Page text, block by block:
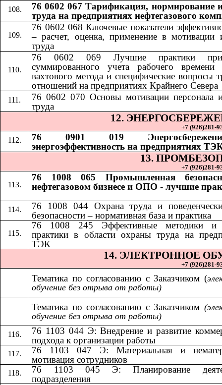
76 0602 067 Тарификация, нормирование
труда на предприятиях нефтегазового
76 0602 068 ​​Ключевые показатели
– расчет, оценка, применение в мотивации
труда
76 0602 069
Лучшие практики
суммированного учета рабочего
вахтового метода и специфические вопросы
отношений на предприятиях Крайнего Севера
76 0602 070 ​​Основы мотивации персонала
труда
12.
+7 (926)281-
76 0901 019
энергоэффективность на предприятиях
13.
+7 (926)281-
76 1008 065 Промышленная
нефтегазовом бизнесе и ОПО - лучшие
76 1008 044 Охрана труда и
безопасности – нормативная база и практика
76 1008 245 Эффективные методики и
практики в области охраны труда на
ТЭК
14.​​ ЭЛЕКТРОННОЕ
+7 (926)281-
Тематика по согласованию с Заказчиком (
обучение без отрыва от работы)
Тематика по согласованию с Заказчиком​​
обучение без отрыва от работы)
76 1103 044 Э: Внедрение и развитие
подхода к организации работы
76 1103 047 Э: Материальная и
мотивация сотрудников
76 1103 045 Э: Планирование
подразделения